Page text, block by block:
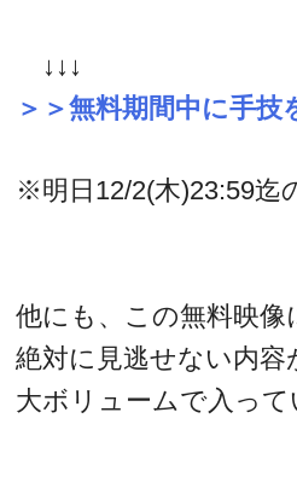
↓↓↓
＞＞無料期間中に手技
※明日12/2(木)23:59迄
他にも、この無料映像
絶対に見逃せない内容
大ボリュームで入って